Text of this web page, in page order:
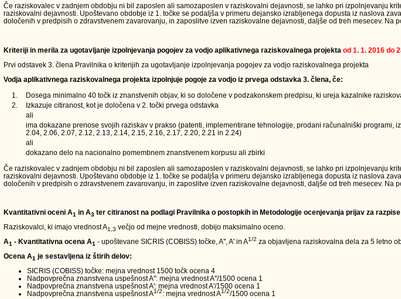
Če raziskovalec v zadnjem obdobju ni bil zaposlen ali samozaposlen v raziskovalni dejavnosti, se lahko pri izpolnjevanju
raziskovalni dejavnosti. Upoštevano obdobje iz 1. točke se podaljša v primeru dejansko izrabljenega dopusta iz naslova
določenih v predpisih o zdravstvenem zavarovanju, in zaposlitve izven raziskovalne dejavnosti, daljše od treh mesecev.
Kriteriji in merila za ugotavljanje izpolnjevanja pogojev za vodjo aplikativnega raziskovalnega projekta od 1. 1. 2016 do
Prvi odstavek 3. člena Pravilnika o kriterijih za ugotavljanje izpolnjevanja pogojev za vodjo raziskovalnega projekta
Vodja aplikativnega raziskovalnega projekta izpolnjuje pogoje za vodjo iz prvega odstavka 3. člena, če:
1.
Dosega minimalno 40 točk iz znanstvenih objav, ki so določene v podzakonskem predpisu, ki ureja kazalnike
2.
Izkazuje citiranost, kot je določena v 2. točki prvega odstavka
ali
ima dokazane prenose svojih raziskav v prakso (patenti, implementirane tehnologije, prodani računalniški programi,
2.04, 2.06, 2.07, 2.12, 2.13, 2.14, 2.15, 2.16, 2.17, 2.20, 2.21 in 2.24)
ali
dokazano delo na nacionalno pomembnem znanstvenem korpusu ali zbirki
Če raziskovalec v zadnjem obdobju ni bil zaposlen ali samozaposlen v raziskovalni dejavnosti, se lahko pri izpolnjevanju
raziskovalni dejavnosti. Upoštevano obdobje iz 1. točke se podaljša v primeru dejansko izrabljenega dopusta iz naslova
določenih v predpisih o zdravstvenem zavarovanju, in zaposlitve izven raziskovalne dejavnosti, daljše od treh mesecev.
Kvantitativni oceni A1 in A3 ter citiranost na podlagi Pravilnika o postopkih in Metodologije ocenjevanja prijav za razpise
Raziskovalci, ki imajo vrednost A1,3 večjo od mejne vrednosti, dobijo maksimalno oceno.
A1 - Kvantitativna ocena A1 - upoštevane SICRIS (COBISS) točke, A'', A' in A1/2 za objavljena raziskovalna dela za 5 letno
Ocena A1 je sestavljena iz štirih delov:
SICRIS (COBISS) točke: mejna vrednost 1500 točk ocena 4
Nadpovprečna znanstvena uspešnost A'': mejna vrednost A''/1500 ocena 1
Nadpovprečna znanstvena uspešnost A': mejna vrednost A'/1500 ocena 1
Nadpovprečna znanstvena uspešnost A1/2: mejna vrednost A1/2/1500 ocena 1